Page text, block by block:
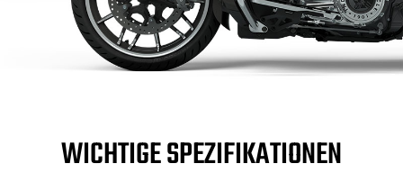
WICHTIGE SPEZIFIKATIONEN